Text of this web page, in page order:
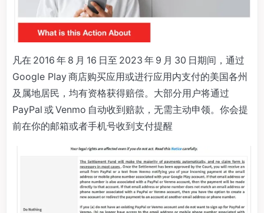
凡在 2016 年 8 月 16 日至 2023 年 9 月 30 日期间，通过
Google Play 商店购买应用或进行应用内支付的美国各州
及属地居民，均有资格获得赔偿。大部分用户将通过
PayPal 或 Venmo 自动收到赔款，无需主动申领。你会提
前在你的邮箱或者手机号收到支付提醒